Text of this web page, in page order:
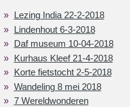
Lezing India 22-2-2018
Lindenhout 6-3-2018
Daf museum 10-04-2018
Kurhaus Kleef 21-4-2018
Korte fietstocht 2-5-2018
Wandeling 8 mei 2018
7 Wereldwonderen